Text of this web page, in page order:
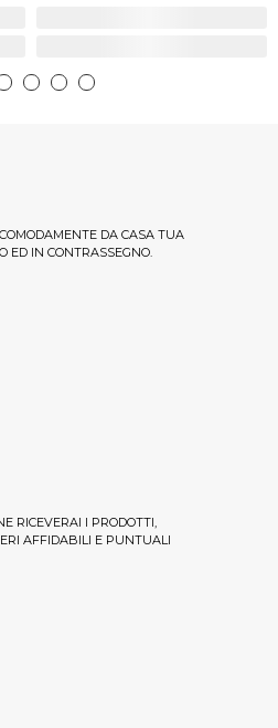
DA CASA TUA
ED IN CONTRASSEGNO.
RICEVERAI I PRODOTTI,
AFFIDABILI E PUNTUALI